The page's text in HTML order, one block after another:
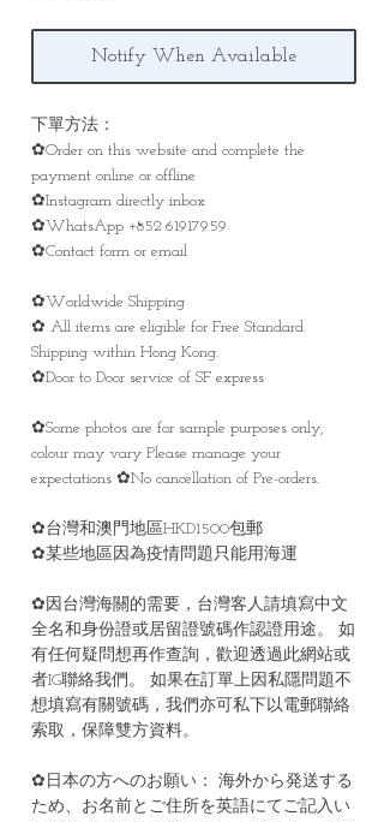
Notify When Available
下單方法：
✿Order on this website and complete the
payment online or offline
✿Instagram directly inbox
✿WhatsApp +852 61917959
✿Contact form or email
✿Worldwide Shipping
✿ All items are eligible for Free Standard
Shipping within Hong Kong.
✿Door to Door service of SF express
✿Some photos are for sample purposes only,
colour may vary Please manage your
expectations ✿No cancellation of Pre-orders.
✿台灣和澳門地區HKD1500包郵
✿某些地區因為疫情問題只能用海運
✿因台灣海關的需要，台灣客人請填寫中文
全名和身份證或居留證號碼作認證用途。 如
有任何疑問想再作查詢，歡迎透過此網站或
者IG聯絡我們。 如果在訂單上因私隱問題不
想填寫有關號碼，我們亦可私下以電郵聯絡
索取，保障雙方資料。
✿日本の方へのお願い： 海外から発送する
ため、お名前とご住所を英語にてご記入い